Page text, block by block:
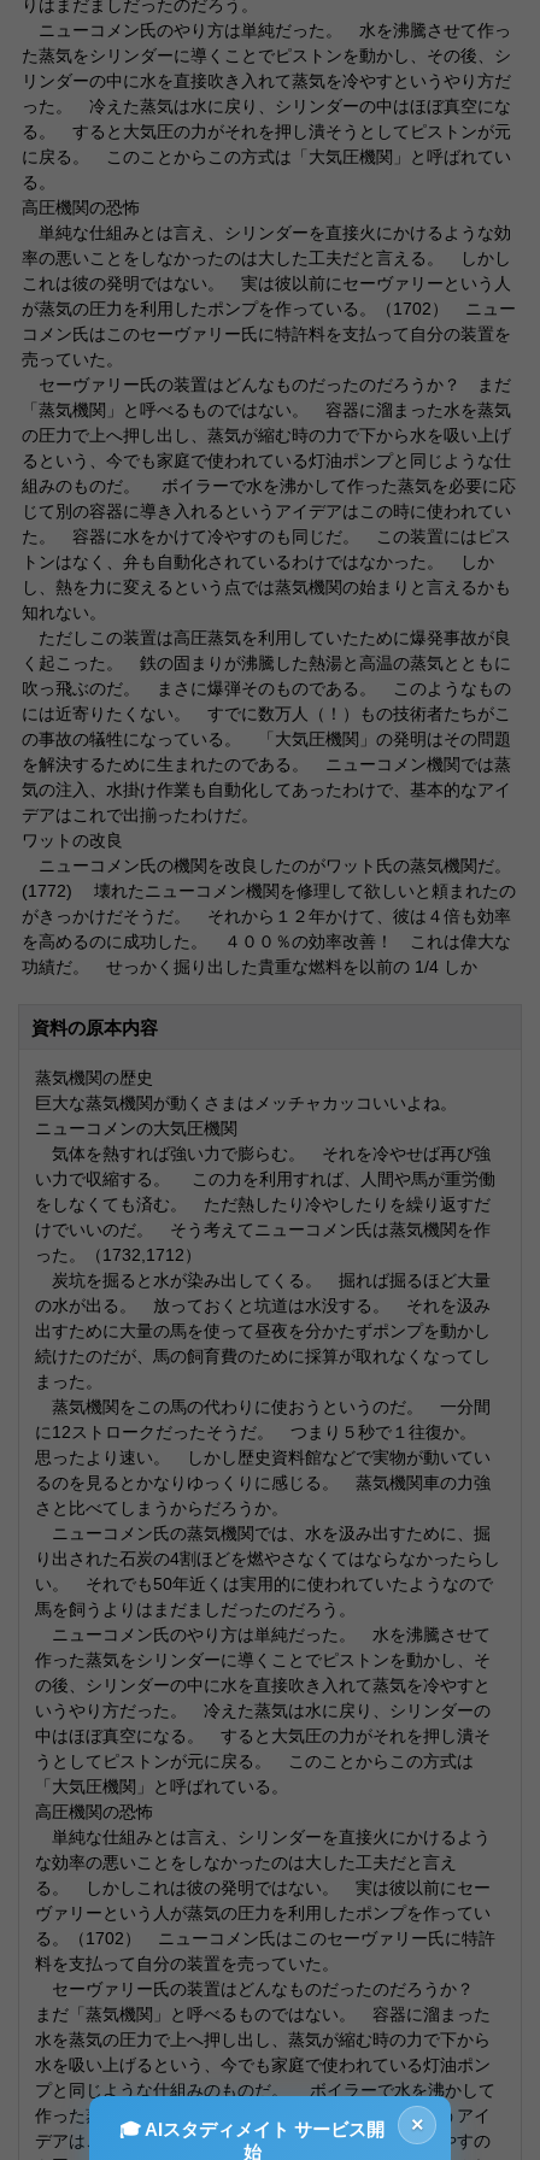
りはまだましだったのだろう。
ニューコメン氏のやり方は単純だった。 水を沸騰させて作っ
た蒸気をシリンダーに導くことでピストンを動かし、その後、シ
リンダーの中に水を直接吹き入れて蒸気を冷やすというやり方だ
った。 冷えた蒸気は水に戻り、シリンダーの中はほぼ真空にな
る。 すると大気圧の力がそれを押し潰そうとしてピストンが元
に戻る。 このことからこの方式は「大気圧機関」と呼ばれてい
る。
高圧機関の恐怖
単純な仕組みとは言え、シリンダーを直接火にかけるような効
率の悪いことをしなかったのは大した工夫だと言える。 しかし
これは彼の発明ではない。 実は彼以前にセーヴァリーという人
が蒸気の圧力を利用したポンプを作っている。（1702） ニュー
コメン氏はこのセーヴァリー氏に特許料を支払って自分の装置を
売っていた。
セーヴァリー氏の装置はどんなものだったのだろうか？ まだ
「蒸気機関」と呼べるものではない。 容器に溜まった水を蒸気
の圧力で上へ押し出し、蒸気が縮む時の力で下から水を吸い上げ
るという、今でも家庭で使われている灯油ポンプと同じような仕
組みのものだ。 ボイラーで水を沸かして作った蒸気を必要に応
じて別の容器に導き入れるというアイデアはこの時に使われてい
た。 容器に水をかけて冷やすのも同じだ。 この装置にはピス
トンはなく、弁も自動化されているわけではなかった。 しか
し、熱を力に変えるという点では蒸気機関の始まりと言えるかも
知れない。
ただしこの装置は高圧蒸気を利用していたために爆発事故が良
く起こった。 鉄の固まりが沸騰した熱湯と高温の蒸気とともに
吹っ飛ぶのだ。 まさに爆弾そのものである。 このようなもの
には近寄りたくない。 すでに数万人（！）もの技術者たちがこ
の事故の犠牲になっている。 「大気圧機関」の発明はその問題
を解決するために生まれたのである。 ニューコメン機関では蒸
気の注入、水掛け作業も自動化してあったわけで、基本的なアイ
デアはこれで出揃ったわけだ。
ワットの改良
ニューコメン氏の機関を改良したのがワット氏の蒸気機関だ。
(1772) 壊れたニューコメン機関を修理して欲しいと頼まれたの
がきっかけだそうだ。 それから１２年かけて、彼は４倍も効率
を高めるのに成功した。 ４００％の効率改善！ これは偉大な
功績だ。 せっかく掘り出した貴重な燃料を以前の 1/4 しか
資料の原本内容
蒸気機関の歴史
巨大な蒸気機関が動くさまはメッチャカッコいいよね。
ニューコメンの大気圧機関
気体を熱すれば強い力で膨らむ。 それを冷やせば再び強
い力で収縮する。 この力を利用すれば、人間や馬が重労働
をしなくても済む。 ただ熱したり冷やしたりを繰り返すだ
けでいいのだ。 そう考えてニューコメン氏は蒸気機関を作
った。（1732,1712）
炭坑を掘ると水が染み出してくる。 掘れば掘るほど大量
の水が出る。 放っておくと坑道は水没する。 それを汲み
出すために大量の馬を使って昼夜を分かたずポンプを動かし
続けたのだが、馬の飼育費のために採算が取れなくなってし
まった。
蒸気機関をこの馬の代わりに使おうというのだ。 一分間
に12ストロークだったそうだ。 つまり５秒で１往復か。
思ったより速い。 しかし歴史資料館などで実物が動いてい
るのを見るとかなりゆっくりに感じる。 蒸気機関車の力強
さと比べてしまうからだろうか。
ニューコメン氏の蒸気機関では、水を汲み出すために、掘
り出された石炭の4割ほどを燃やさなくてはならなかったらし
い。 それでも50年近くは実用的に使われていたようなので
馬を飼うよりはまだましだったのだろう。
ニューコメン氏のやり方は単純だった。 水を沸騰させて
作った蒸気をシリンダーに導くことでピストンを動かし、そ
の後、シリンダーの中に水を直接吹き入れて蒸気を冷やすと
いうやり方だった。 冷えた蒸気は水に戻り、シリンダーの
中はほぼ真空になる。 すると大気圧の力がそれを押し潰そ
うとしてピストンが元に戻る。 このことからこの方式は
「大気圧機関」と呼ばれている。
高圧機関の恐怖
単純な仕組みとは言え、シリンダーを直接火にかけるよう
な効率の悪いことをしなかったのは大した工夫だと言え
る。 しかしこれは彼の発明ではない。 実は彼以前にセー
ヴァリーという人が蒸気の圧力を利用したポンプを作ってい
る。（1702） ニューコメン氏はこのセーヴァリー氏に特許
料を支払って自分の装置を売っていた。
セーヴァリー氏の装置はどんなものだったのだろうか？
まだ「蒸気機関」と呼べるものではない。 容器に溜まった
水を蒸気の圧力で上へ押し出し、蒸気が縮む時の力で下から
水を吸い上げるという、今でも家庭で使われている灯油ポン
プと同じような仕組みのものだ。 ボイラーで水を沸かして
作った蒸気を必要に応じて別の容器に導き入れるというアイ
デアはこの時に使われていた。 容器に水をかけて冷やすの
×
🎓 AIスタディメイト サービス開
始